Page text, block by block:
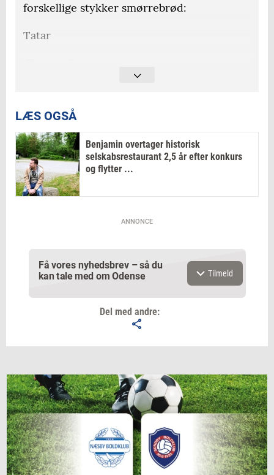
forskellige stykker smørrebrød:
Tatar
Hønsesalat
Tomatsild
Barbecue grønt
Og 4 overraskelser
LÆS OGSÅ
Benjamin overtager historisk
selskabsrestaurant 2,5 år efter konkurs
og flytter ...
ANNONCE
Få vores nyhedsbrev – så du
kan tale med om Odense
Navn
Jeg vil gerne modtage et nyhedsoverblik, samt
relevante tilbud og brugerfordele på mail. Det er altid
muligt at afmelde.
Privatlivspolitik.
Tilmeld
Del med andre: